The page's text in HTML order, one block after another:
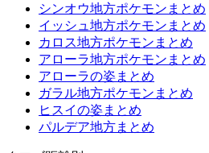
シンオウ地方ポケモンまとめ
イッシュ地方ポケモンまとめ
カロス地方ポケモンまとめ
アローラ地方ポケモンまとめ
アローラの姿まとめ
ガラル地方ポケモンまとめ
ヒスイの姿まとめ
パルデア地方まとめ